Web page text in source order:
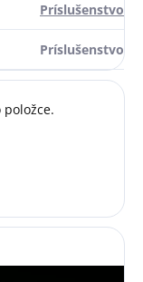
Príslušenstvo
Príslušenstvo